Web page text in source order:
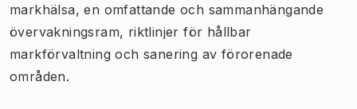
markhälsa, en omfattande och sammanhängande
övervakningsram, riktlinjer för hållbar
markförvaltning och sanering av förorenade
områden.